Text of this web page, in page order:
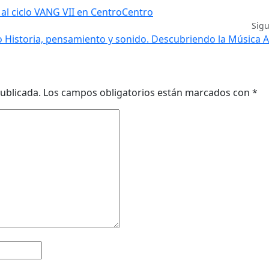
ciclo VANG VII en CentroCentro
Historia, pensamiento y sonido. Descubriendo la Música
Los campos obligatorios están marcados con *